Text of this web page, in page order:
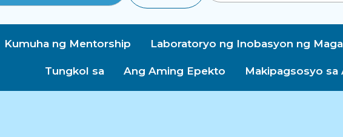
Kumuha ng Mentorship Laboratoryo ng Inobasyon ng
Tungkol sa Ang Aming Epekto Makipagsosyo sa